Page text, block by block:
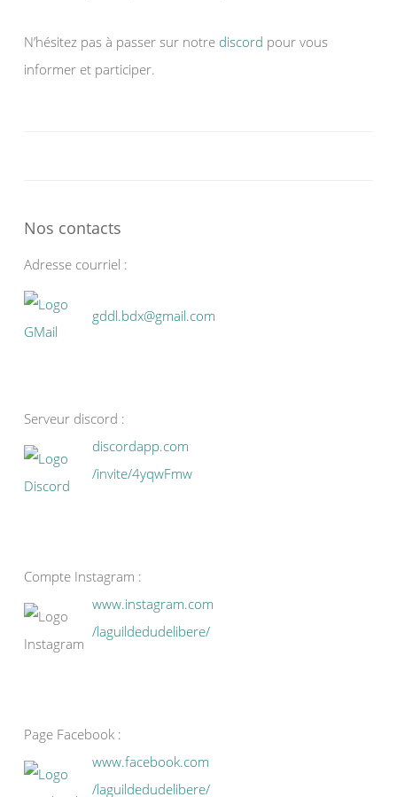
N’hésitez pas à passer sur notre discord pour vous
informer et participer.
Nos contacts
Adresse courriel :
gddl.bdx@gmail.com
Serveur discord :
discordapp.com
/invite/4yqwFmw
Compte Instagram :
www.instagram.com
/laguildedudelibere/
Page Facebook :
www.facebook.com
/laguildedudelibere/